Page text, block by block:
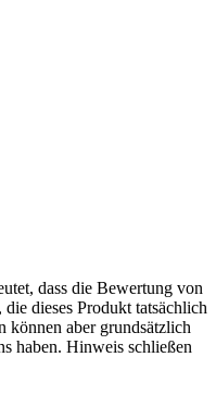
dass die Bewertung von
dieses Produkt tatsächlich
können aber grundsätzlich
haben. Hinweis schließen